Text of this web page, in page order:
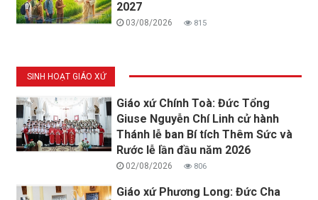
2027
03/08/2026 815
SINH HOẠT GIÁO XỨ
Giáo xứ Chính Toà: Đức Tổng
Giuse Nguyễn Chí Linh cử hành
Thánh lễ ban Bí tích Thêm Sức và
Rước lễ lần đầu năm 2026
02/08/2026 806
Giáo xứ Phương Long: Đức Cha